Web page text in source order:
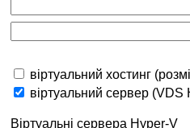
віртуальний хостинг
віртуальний сервер (VDS
Віртуальні сервера Hyper-V